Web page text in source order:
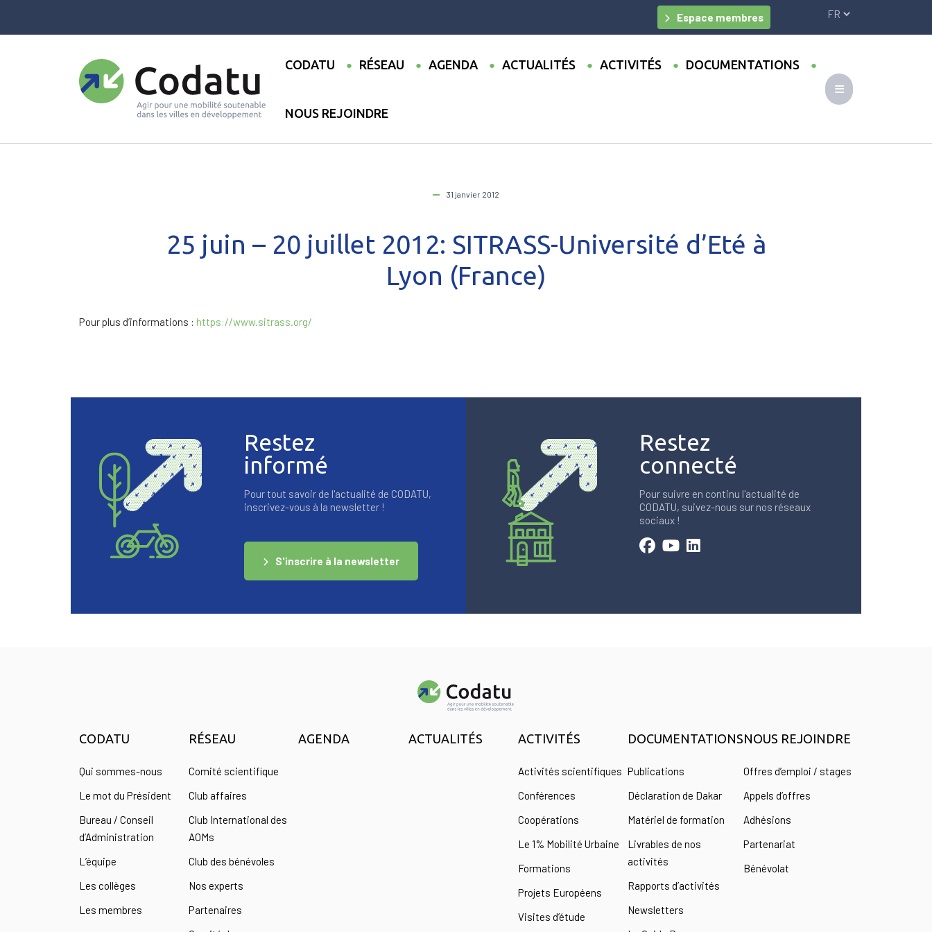
Espace membres
CODATU RÉSEAU AGENDA ACTUALITÉS ACTIVITÉS DOCUMENTATIONS
NOUS REJOINDRE
31 janvier 2012
25 juin – 20 juillet 2012: SITRASS-Université d’Eté à
Lyon (France)
Pour plus d’informations : https://www.sitrass.org/
Restez
informé
Pour tout savoir de l'actualité de CODATU,
inscrivez-vous à la newsletter !
S'inscrire à la newsletter
Restez
connecté
Pour suivre en continu l'actualité de
CODATU, suivez-nous sur nos réseaux
sociaux !
CODATU
Qui sommes-nous
Le mot du Président
Bureau / Conseil
d’Administration
L’équipe
Les collèges
Les membres
RÉSEAU
Comité scientifique
Club affaires
Club International des
AOMs
Club des bénévoles
Nos experts
Partenaires
AGENDA ACTUALITÉS ACTIVITÉS
Activités scientifiques
Conférences
Coopérations
Le 1% Mobilité Urbaine
Formations
Projets Européens
Visites d’étude
DOCUMENTATIONS
Publications
Déclaration de Dakar
Matériel de formation
Livrables de nos
activités
Rapports d’activités
Newsletters
NOUS REJOINDRE
Offres d’emploi / stages
Appels d’offres
Adhésions
Partenariat
Bénévolat